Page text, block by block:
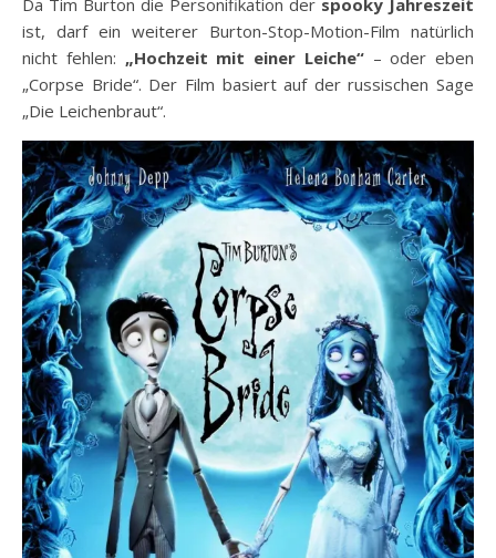
ist, darf ein weiterer Burton-Stop-Motion-Film natürlich
nicht fehlen: „Hochzeit mit einer Leiche“– oder eben
„Corpse Bride“. Der Film basiert auf der russischen Sage
„Die Leichenbraut“.